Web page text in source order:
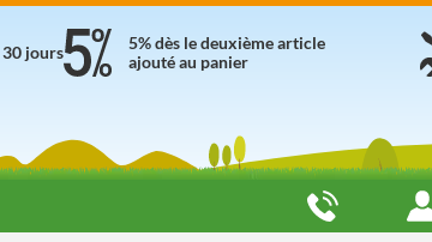
5% dès le deuxième article
ajouté au panier
jours